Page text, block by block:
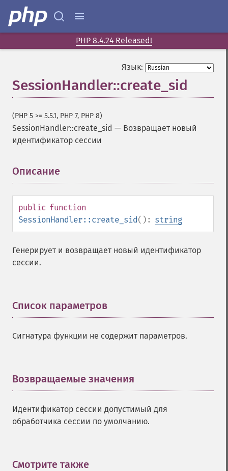
PHP 8.4.24 Released!
Язык:
SessionHandler::create_sid
(PHP 5 >= 5.5.1, PHP 7, PHP 8)
SessionHandler::create_sid — Возвращает новый
идентификатор сессии
Описание
public function
SessionHandler::create_sid(): string
Генерирует и возвращает новый идентификатор
сессии.
Список параметров
Сигнатура функции не содержит параметров.
Возвращаемые значения
Идентификатор сессии допустимый для
обработчика сессии по умолчанию.
Смотрите также